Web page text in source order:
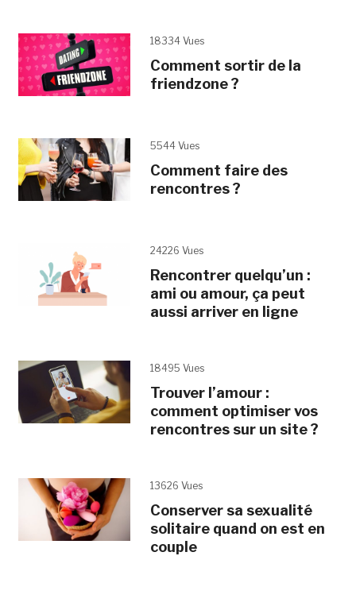
18334 Vues
Comment sortir de la
friendzone ?
5544 Vues
Comment faire des
rencontres ?
24226 Vues
Rencontrer quelqu’un :
ami ou amour, ça peut
aussi arriver en ligne
18495 Vues
Trouver l’amour :
comment optimiser vos
rencontres sur un site ?
13626 Vues
Conserver sa sexualité
solitaire quand on est en
couple